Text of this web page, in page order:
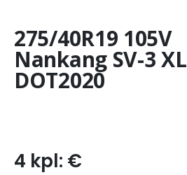
275/40R19 105V
Nankang SV-3 XL
DOT2020
4 kpl: €